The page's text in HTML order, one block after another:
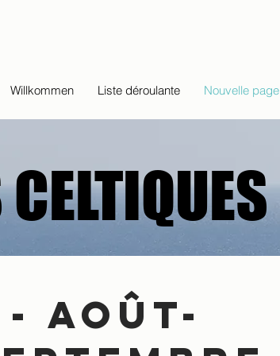
Willkommen Liste déroulante Nouvelle page
AOÛT-